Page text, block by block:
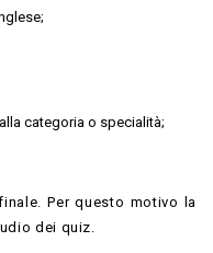
categoria o specialità;
Per questo motivo la
dei quiz.